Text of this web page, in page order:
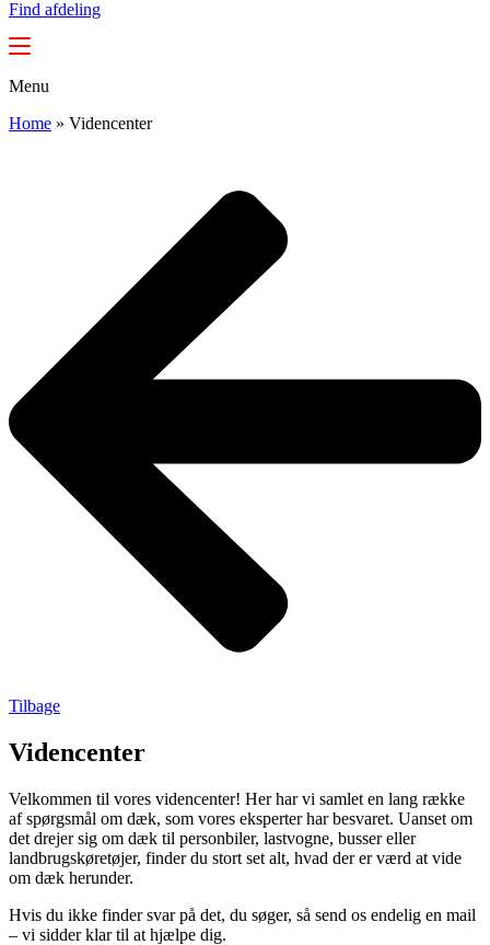
Find afdeling
Menu
Home » Videncenter
Tilbage
Videncenter
Velkommen til vores videncenter! Her har vi samlet en lang række
af spørgsmål om dæk, som vores eksperter har besvaret. Uanset om
det drejer sig om dæk til personbiler, lastvogne, busser eller
landbrugskøretøjer, finder du stort set alt, hvad der er værd at vide
om dæk herunder.
Hvis du ikke finder svar på det, du søger, så send os endelig en mail
– vi sidder klar til at hjælpe dig.